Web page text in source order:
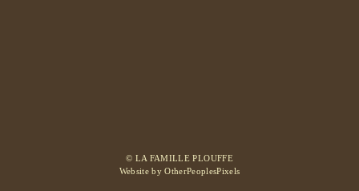
© LA FAMILLE PLOUFFE
Website by OtherPeoplesPixels